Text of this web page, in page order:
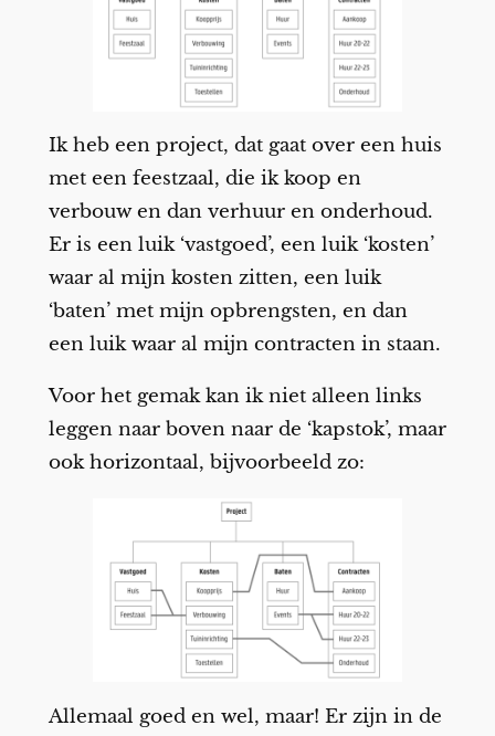
Ik heb een project, dat gaat over een huis
met een feestzaal, die ik koop en
verbouw en dan verhuur en onderhoud.
Er is een luik ‘vastgoed’, een luik ‘kosten’
waar al mijn kosten zitten, een luik
‘baten’ met mijn opbrengsten, en dan
een luik waar al mijn contracten in staan.
Voor het gemak kan ik niet alleen links
leggen naar boven naar de ‘kapstok’, maar
ook horizontaal, bijvoorbeeld zo:
Allemaal goed en wel, maar! Er zijn in de